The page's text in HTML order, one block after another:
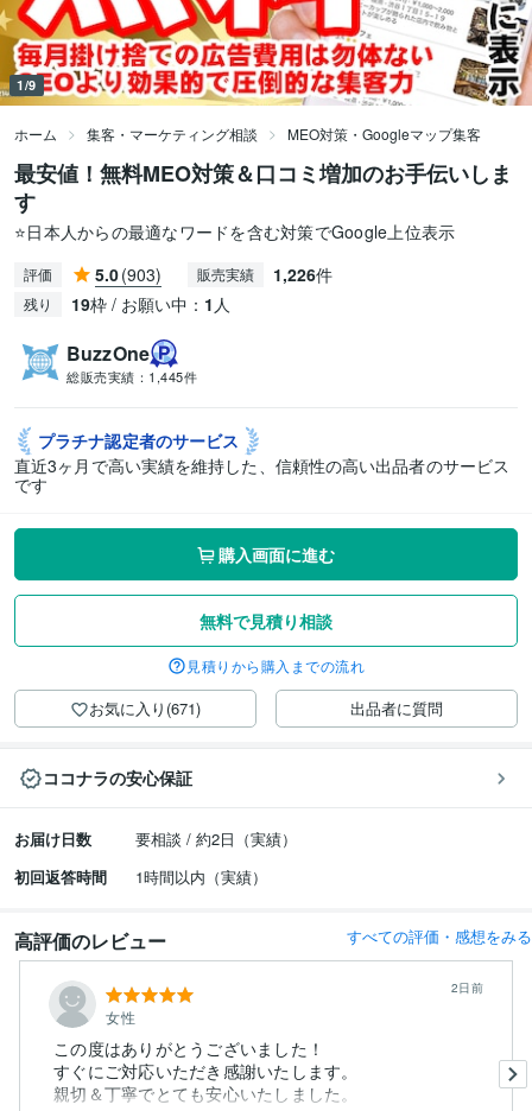
1/9
ホーム 集客・マーケティング相談 MEO対策・Googleマップ集客
最安値！無料MEO対策＆口コミ増加のお手伝いしま
す
⭐️日本人からの最適なワードを含む対策でGoogle上位表示
評価 5.0(903) 販売実績 1,226件
残り 19枠 / お願い中： 1 人
BuzzOne
総販売実績： 1,445件
プラチナ認定者のサービス
直近3ヶ月で高い実績を維持した、信頼性の高い出品者のサービス
です
購入画面に進む
無料で見積り相談
見積りから購入までの流れ
お気に入り(671) 出品者に質問
ココナラの安心保証
お届け日数
要相談 / 約2日（実績）
初回返答時間
1時間以内（実績）
高評価のレビュー すべての評価・感想をみる
女性
2日前
この度はありがとうございました！
すぐにご対応いただき感謝いたします。
親切＆丁寧でとても安心いたしました。